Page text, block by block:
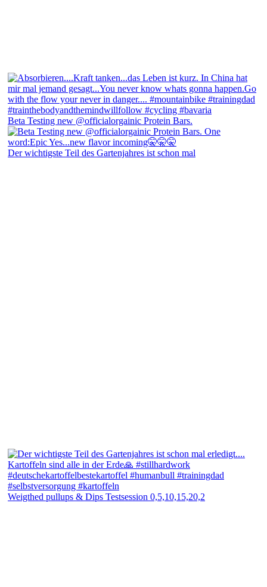
Beta Testing new @officialorgainic Protein Bars.
Der wichtigste Teil des Gartenjahres ist schon mal
Weigthed pullups & Dips Testsession 0,5,10,15,20,2